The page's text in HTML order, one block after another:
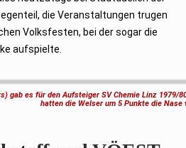
die Veranstaltungen trugen
Volksfesten, bei der sogar die
aufspielte.
gab es für den Aufsteiger SV Chemie Linz 1979/
hatten die Welser um 5 Punkte die Nase